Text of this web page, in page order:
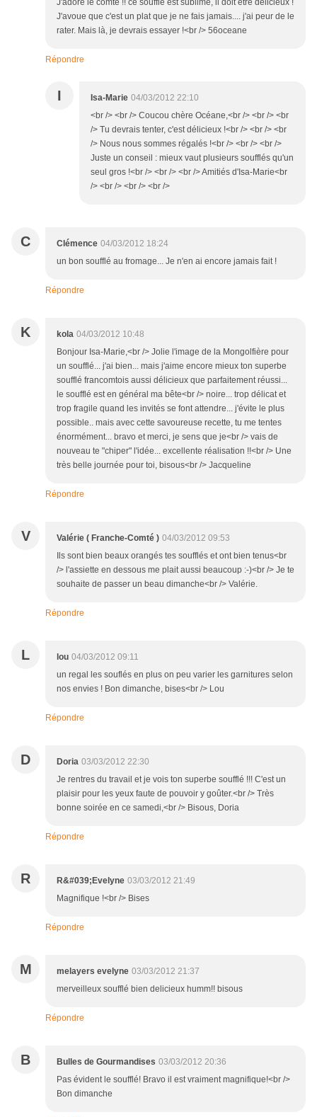
J'adore le comté !! ce soufflé est sublime, il doit être délicieux !
J'avoue que c'est un plat que je ne fais jamais.... j'ai peur de le
rater. Mais là, je devrais essayer !<br /> 56oceane
Répondre
I Isa-Marie 04/03/2012 22:10
<br /> <br /> Coucou chère Océane,<br /> <br /> <br
/> Tu devrais tenter, c'est délicieux !<br /> <br /> <br
/> Nous nous sommes régalés !<br /> <br /> <br />
Juste un conseil : mieux vaut plusieurs soufflés qu'un
seul gros !<br /> <br /> <br /> Amitiés d'Isa-Marie<br
/> <br /> <br /> <br />
C Clémence 04/03/2012 18:24
un bon soufflé au fromage... Je n'en ai encore jamais fait !
Répondre
K kola 04/03/2012 10:48
Bonjour Isa-Marie,<br /> Jolie l'image de la Mongolfière pour
un soufflé... j'ai bien... mais j'aime encore mieux ton superbe
soufflé francomtois aussi délicieux que parfaitement réussi...
le soufflé est en général ma bête<br /> noire... trop délicat et
trop fragile quand les invités se font attendre... j'évite le plus
possible.. mais avec cette savoureuse recette, tu me tentes
énormément... bravo et merci, je sens que je<br /> vais de
nouveau te "chiper" l'idée... excellente réalisation !!<br /> Une
très belle journée pour toi, bisous<br /> Jacqueline
Répondre
V Valérie ( Franche-Comté ) 04/03/2012 09:53
Ils sont bien beaux orangés tes soufflés et ont bien tenus<br
/> l'assiette en dessous me plait aussi beaucoup :-)<br /> Je te
souhaite de passer un beau dimanche<br /> Valérie.
Répondre
L lou 04/03/2012 09:11
un regal les souflés en plus on peu varier les garnitures selon
nos envies ! Bon dimanche, bises<br /> Lou
Répondre
D Doria 03/03/2012 22:30
Je rentres du travail et je vois ton superbe soufflé !!! C'est un
plaisir pour les yeux faute de pouvoir y goûter.<br /> Très
bonne soirée en ce samedi,<br /> Bisous, Doria
Répondre
R R&#039;Evelyne 03/03/2012 21:49
Magnifique !<br /> Bises
Répondre
M melayers evelyne 03/03/2012 21:37
merveilleux soufflé bien delicieux humm!! bisous
Répondre
B Bulles de Gourmandises 03/03/2012 20:36
Pas évident le soufflé! Bravo il est vraiment magnifique!<br />
Bon dimanche